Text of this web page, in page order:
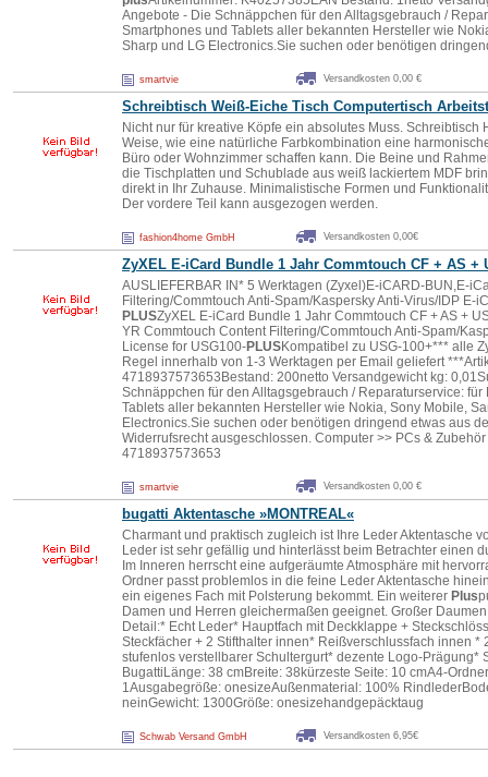
Angebote - Die Schnäppchen für den Alltagsgebrauch /
Smartphones und Tablets aller bekannten Hersteller wie
Sharp und LG Electronics.Sie suchen oder benötigen
smartvie Versandkosten 0,00 €
Schreibtisch Weiß-Eiche Tisch Computertisch
Nicht nur für kreative Köpfe ein absolutes Muss.
Weise, wie eine natürliche Farbkombination eine
Büro oder Wohnzimmer schaffen kann. Die Beine und
die Tischplatten und Schublade aus weiß lackiertem MDF
direkt in Ihr Zuhause. Minimalistische Formen und
Der vordere Teil kann ausgezogen werden.
fashion4home GmbH Versandkosten 0,00€
ZyXEL E-iCard Bundle 1 Jahr Commtouch CF + AS +
AUSLIEFERBAR IN* 5 Werktagen (Zyxel)E-iCARD-BUN,E-
Filtering/Commtouch Anti-Spam/Kaspersky Anti-Virus/IDP E-
PLUSZyXEL E-iCard Bundle 1 Jahr Commtouch CF + AS +
YR Commtouch Content Filtering/Commtouch Anti-Spam/
License for USG100-PLUSKompatibel zu USG-100+*** alle
Regel innerhalb von 1-3 Werktagen per Email geliefert
4718937573653Bestand: 200netto Versandgewicht kg:
Schnäppchen für den Alltagsgebrauch / Reparaturservice:
Tablets aller bekannten Hersteller wie Nokia, Sony Mobile,
Electronics.Sie suchen oder benötigen dringend etwas aus
Widerrufsrecht ausgeschlossen. Computer >> PCs &
4718937573653
smartvie Versandkosten 0,00 €
bugatti Aktentasche »MONTREAL«
Charmant und praktisch zugleich ist Ihre Leder Aktentasche
Leder ist sehr gefällig und hinterlässt beim Betrachter einen
Im Inneren herrscht eine aufgeräumte Atmosphäre mit
Ordner passt problemlos in die feine Leder Aktentasche
ein eigenes Fach mit Polsterung bekommt. Ein weiterer Plus
Damen und Herren gleichermaßen geeignet. Großer
Detail:* Echt Leder* Hauptfach mit Deckklappe +
Steckfächer + 2 Stifthalter innen* Reißverschlussfach innen *
stufenlos verstellbarer Schultergurt* dezente Logo-Prägung*
BugattiLänge: 38 cmBreite: 38kürzeste Seite: 10 cmA4-
1Ausgabegröße: onesizeAußenmaterial: 100%
neinGewicht: 1300Größe: onesizehandgepäcktaug
Schwab Versand GmbH Versandkosten 6,95€